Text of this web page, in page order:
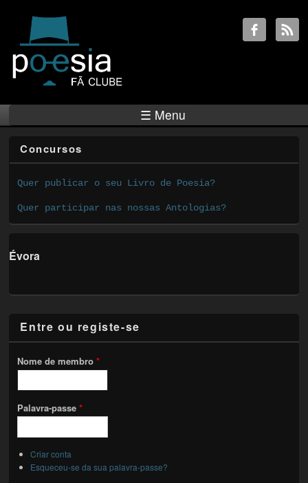
☰ Menu
Concursos
Quer publicar o seu Livro de Poesia?
Quer participar nas nossas Antologias?
Évora
Entre ou registe-se
Nome de membro*
Palavra-passe*
Criar conta
Esqueceu-se da sua palavra-passe?